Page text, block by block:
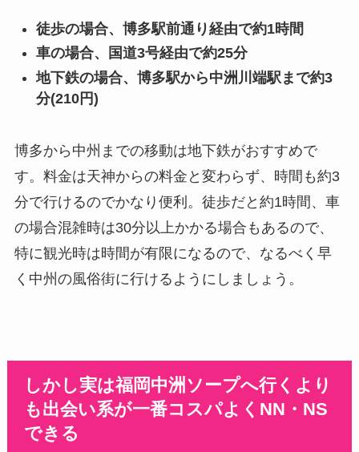
徒歩の場合、博多駅前通り経由で約1時間
車の場合、国道3号経由で約25分
地下鉄の場合、博多駅から中洲川端駅まで約3
分(210円)
博多から中州までの移動は地下鉄がおすすめで
す。料金は天神からの料金と変わらず、時間も約3
分で行けるのでかなり便利。徒歩だと約1時間、車
の場合混雑時は30分以上かかる場合もあるので、
特に観光時は時間が有限になるので、なるべく早
く中州の風俗街に行けるようにしましょう。
しかし実は福岡中洲ソープへ行くより
も出会い系が一番コスパよくNN・NS
できる